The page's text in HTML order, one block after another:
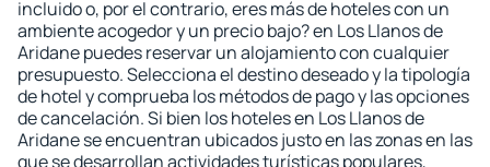
incluido o, por el contrario, eres más de hoteles con un
ambiente acogedor y un precio bajo? en Los Llanos de
Aridane puedes reservar un alojamiento con cualquier
presupuesto. Selecciona el destino deseado y la tipología
de hotel y comprueba los métodos de pago y las opciones
de cancelación. Si bien los hoteles en Los Llanos de
Aridane se encuentran ubicados justo en las zonas en las
que se desarrollan actividades turísticas populares,